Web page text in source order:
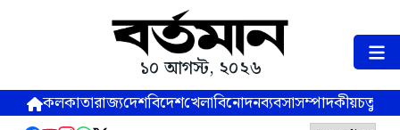
১০ আগস্ট, ২০২৬
কলকাতারাজ্যদেশবিদেশখেলাবিনোদনব্যবসাসম্পাদকীয়